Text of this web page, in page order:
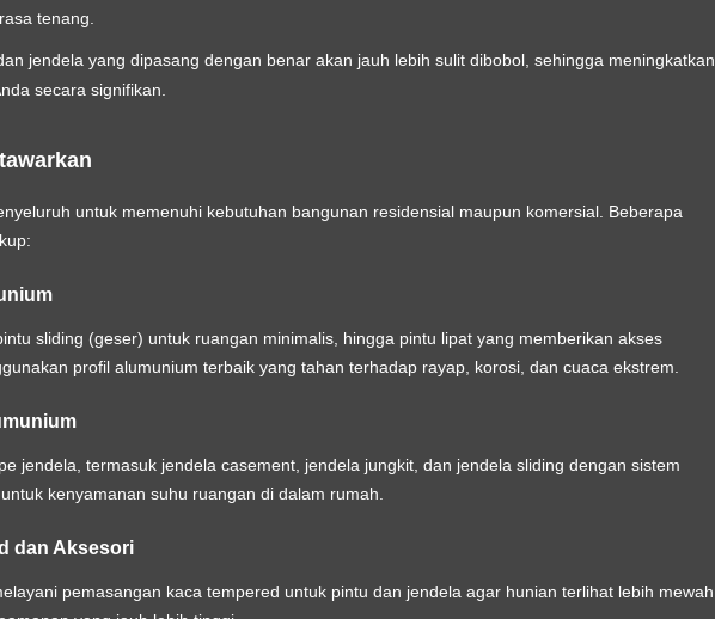
tenang.
jendela yang dipasang dengan benar akan jauh lebih sulit dibobol, sehingga meningkatkan
secara signifikan.
untuk memenuhi kebutuhan bangunan residensial maupun komersial. Beberapa
sliding (geser) untuk ruangan minimalis, hingga pintu lipat yang memberikan akses
profil alumunium terbaik yang tahan terhadap rayap, korosi, dan cuaca ekstrem.
jendela, termasuk jendela casement, jendela jungkit, dan jendela sliding dengan sistem
kenyamanan suhu ruangan di dalam rumah.
dan Aksesori
pemasangan kaca tempered untuk pintu dan jendela agar hunian terlihat lebih mewah,